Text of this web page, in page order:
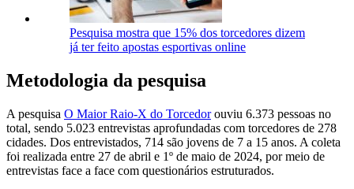
Pesquisa mostra que 15% dos torcedores dizem
já ter feito apostas esportivas online
Metodologia da pesquisa
A pesquisa O Maior Raio-X do Torcedorouviu 6.373 pessoas no
total, sendo 5.023 entrevistas aprofundadas com torcedores de 278
cidades. Dos entrevistados, 714 são jovens de 7 a 15 anos. A coleta
foi realizada entre 27 de abril e 1º de maio de 2024, por meio de
entrevistas face a face com questionários estruturados.